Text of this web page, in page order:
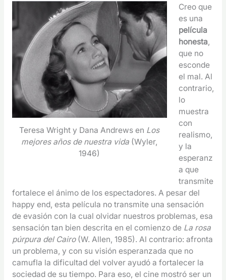
Teresa Wright y Dana Andrews en Los
mejores años de nuestra vida (Wyler,
1946)
Creo que
es una
película
honesta,
que no
esconde
el mal. Al
contrario,
lo
muestra
con
realismo,
y la
esperanz
a que
transmite
fortalece el ánimo de los espectadores. A pesar del
happy end, esta película no transmite una sensación
de evasión con la cual olvidar nuestros problemas, esa
sensación tan bien descrita en el comienzo de La rosa
púrpura del Cairo(W. Allen, 1985). Al contrario: afronta
un problema, y con su visión esperanzada que no
camufla la dificultad del volver ayudó a fortalecer la
sociedad de su tiempo. Para eso, el cine mostró ser un